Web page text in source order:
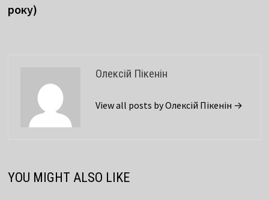
року)
Олексій Пікенін
View all posts by Олексій Пікенін →
YOU MIGHT ALSO LIKE